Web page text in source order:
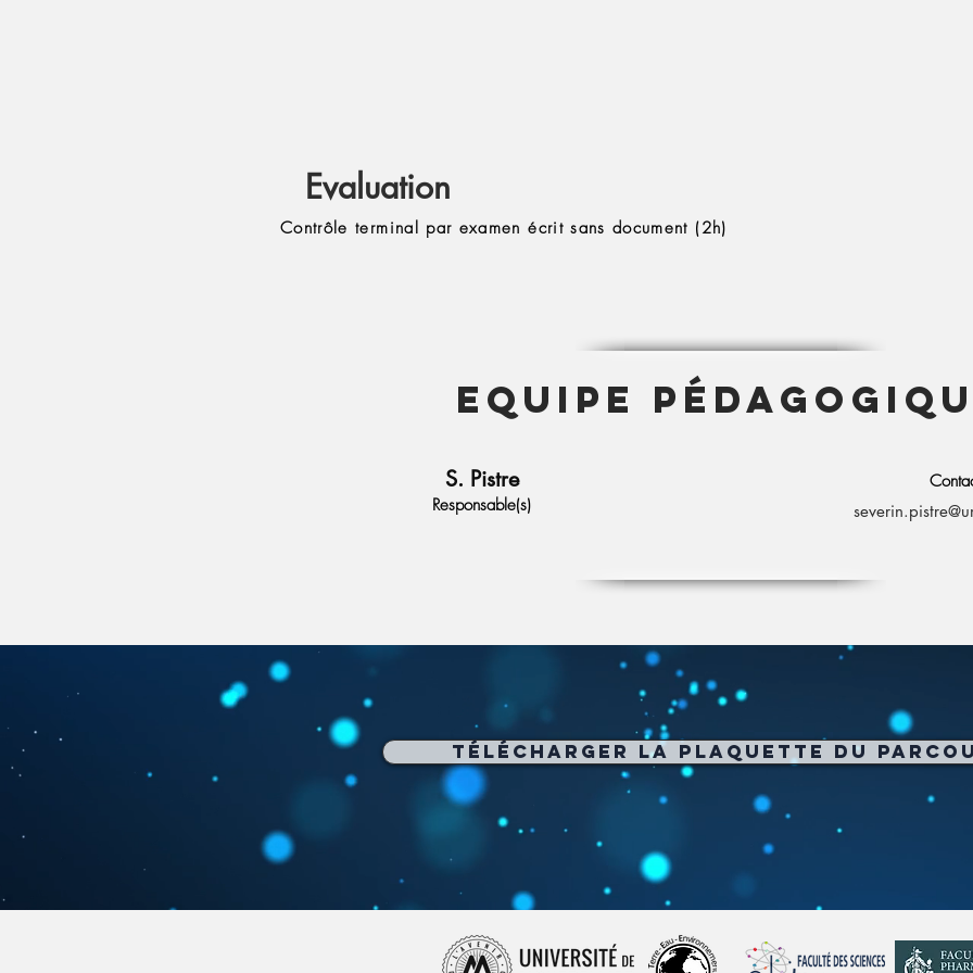
Evaluation
Contrôle terminal par examen écrit sans document (2h)
EQUIPE
S. Pistre
Responsable(s)
Télécharger la plaquette du